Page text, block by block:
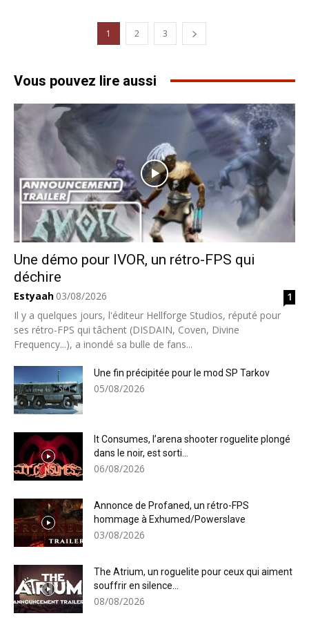
1 2 3
Vous pouvez lire aussi
Une démo pour IVOR, un rétro-FPS qui
déchire
Estyaah 03/08/2026
1
Il y a quelques jours, l'éditeur Hellforge Studios, réputé pour
ses rétro-FPS qui tâchent (DISDAIN, Coven, Divine
Frequency...), a inondé sa bulle de fans...
Une fin précipitée pour le mod SP Tarkov
05/08/2026
It Consumes, l’arena shooter roguelite plongé
dans le noir, est sorti...
06/08/2026
Annonce de Profaned, un rétro-FPS
hommage à Exhumed/Powerslave
03/08/2026
The Atrium, un roguelite pour ceux qui aiment
souffrir en silence...
08/08/2026